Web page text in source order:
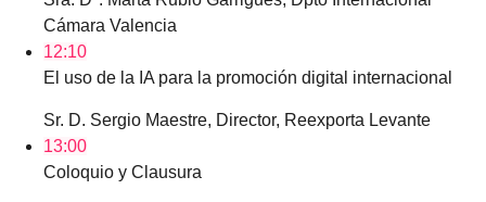
Cámara Valencia
12:10
El uso de la IA para la promoción digital internacional
Sr. D. Sergio Maestre, Director, Reexporta Levante
13:00
Coloquio y Clausura